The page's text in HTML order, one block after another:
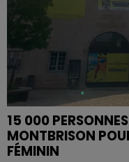
15 000
MONTBRISON
FÉMININ